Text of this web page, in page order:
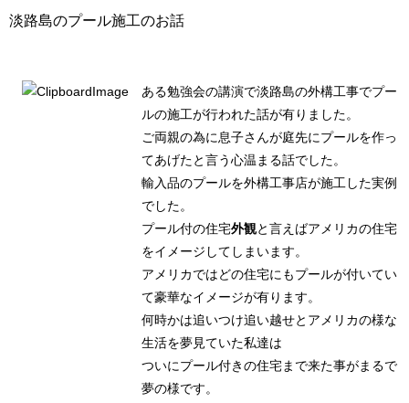
淡路島のプール施工のお話
ある勉強会の講演で淡路島の外構工事でプー
ルの施工が行われた話が有りました。
ご両親の為に息子さんが庭先にプールを作っ
てあげたと言う心温まる話でした。
輸入品のプールを外構工事店が施工した実例
でした。
プール付の住宅外観と言えばアメリカの住宅
をイメージしてしまいます。
アメリカではどの住宅にもプールが付いてい
て豪華なイメージが有ります。
何時かは追いつけ追い越せとアメリカの様な
生活を夢見ていた私達は
ついにプール付きの住宅まで来た事がまるで
夢の様です。